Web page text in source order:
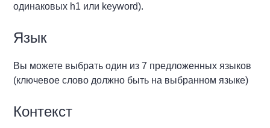
одинаковых h1 или keyword).
Язык
Вы можете выбрать один из 7 предложенных языков
(ключевое слово должно быть на выбранном языке)
Контекст